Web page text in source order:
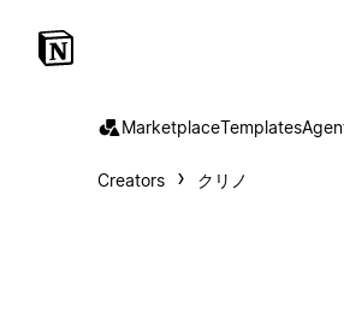
MarketplaceTemplates
Creators クリノ